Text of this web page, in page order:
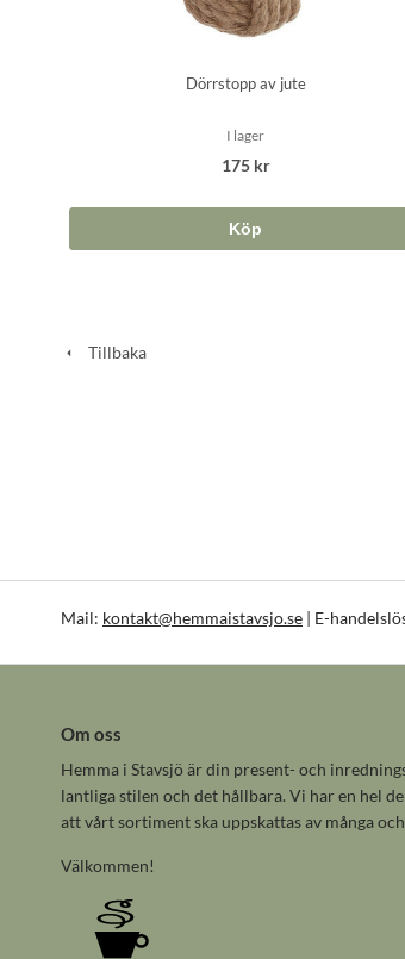
Dörrstopp av jute
I lager
175 kr
Köp
Tillbaka
Mail: kontakt@hemmaistavsjo.se | E-
Om oss
Hemma i Stavsjö är din present- och
lantliga stilen och det hållbara. Vi har en hel
att vårt sortiment ska uppskattas av många
Välkommen!